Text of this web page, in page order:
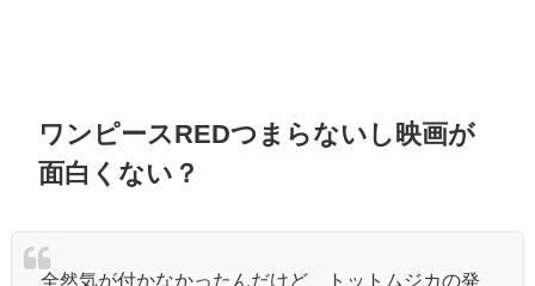
ワンピースREDつまらないし映画が
面白くない？
全然気が付かなかったんだけど、トットムジカの発